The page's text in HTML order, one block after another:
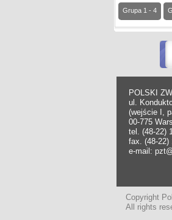
Grupa 1 - 4
POLSKI
ul.
(wejście I,
00-775
tel. (48-22)
fax. (48-22)
e-mail:
Copyright
All rights